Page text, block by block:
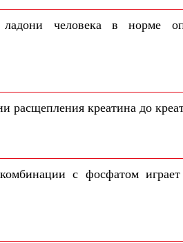
человека в норме
расщепления креатина до
с фосфатом